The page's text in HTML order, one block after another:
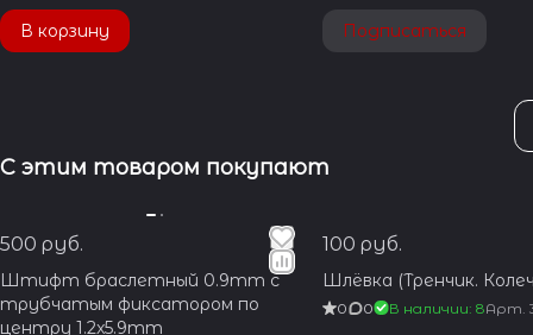
В корзину Подписаться
С этим товаром покупают
500 руб.
Штифт браслетный 0.9mm с
трубчатым фиксатором по
центру 1.2x5.9mm
100 руб.
Шлёвка (Тренчик.
0 0 В наличии: 8Арт.